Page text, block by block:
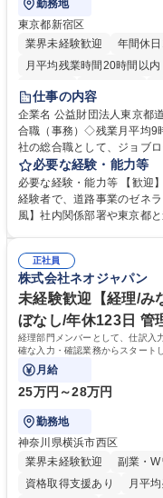
勤務地
東京都新宿区
業界未経験歓迎
年間休
月平均残業時間20時間以内
研修あり
退職金あり
駅近5分以内
資格取得手
仕事の内容
企業名 公益財団法人東京都道路整備保全公社
合職（事務）◇残業月平均9時間未
社の総合職として、ジョブ
等のフロント部門の部署等
制度やキャリア支援が充実してお
管理部門：広報、人事、経
門：駐車場の新規開拓、管
道路施設や道路工事現場の
へ配属。※業務内容変更の範囲：会社の
ープ】総合職（事務）◇残
必要な経験・能力等
必要な経験・能力等 【歓迎
経験者で、道路事業のゼネ
風】社内関係部署や東京都
部門など多岐に渡る業務を
事業の他、新宿駅西口広場
イン」の管理運営を行うな
います。 学歴・資格 学歴：大学院 大学 高専 短大 専修学校 高校 語学力：
資格：
正社員
株式会社ネオジャパン
未経験歓迎【経理/み
ぼなし/年休123日 管
経理部門メンバーとして、仕訳入
確な入力・確認業務からスタート
理知識を身につけていただきます。
月給
25万円～28万円
勤務地
神奈川県横浜市西区
業界未経験歓迎
副業・
資格取得支援あり
月平